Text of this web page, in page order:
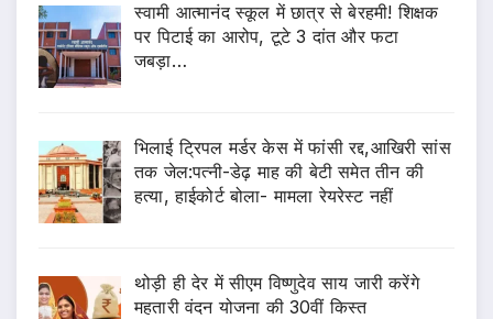
स्वामी आत्मानंद स्कूल में छात्र से बेरहमी! शिक्षक
पर पिटाई का आरोप, टूटे 3 दांत और फटा
जबड़ा…
भिलाई ट्रिपल मर्डर केस में फांसी रद्द,आखिरी सांस
तक जेल:पत्नी-डेढ़ माह की बेटी समेत तीन की
हत्या, हाईकोर्ट बोला- मामला रेयरेस्ट नहीं
थोड़ी ही देर में सीएम विष्णुदेव साय जारी करेंगे
महतारी वंदन योजना की 30वीं किस्त